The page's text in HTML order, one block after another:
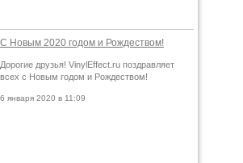
С Новым 2020 годом и Рождеством!
Дорогие друзья! VinylEffect.ru поздравляет
всех с Новым годом и Рождеством!
6 января 2020 в 11:09